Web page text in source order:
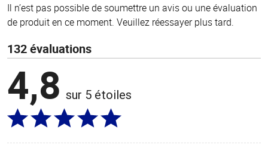
Il n’est pas possible de soumettre un avis ou une évaluation
de produit en ce moment. Veuillez réessayer plus tard.
132 évaluations
4,8 sur 5 étoiles